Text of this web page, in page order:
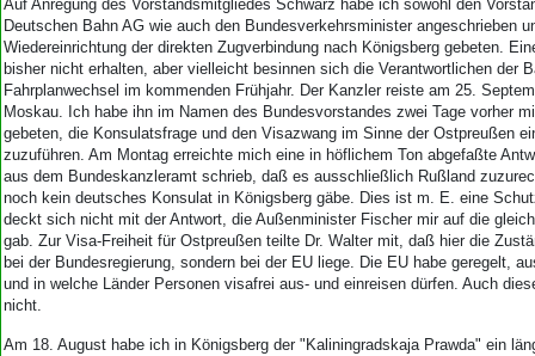
Auf Anregung des Vorstandsmitgliedes Schwarz habe ich sowohl den
Deutschen Bahn AG wie auch den Bundesverkehrsminister angeschrieben
Wiedereinrichtung der direkten Zugverbindung nach Königsberg gebeten.
bisher nicht erhalten, aber vielleicht besinnen sich die Verantwortlichen der
Fahrplanwechsel im kommenden Frühjahr. Der Kanzler reiste am 25.
Moskau. Ich habe ihn im Namen des Bundesvorstandes zwei Tage vorher
gebeten, die Konsulatsfrage und den Visazwang im Sinne der Ostpreußen
zuzuführen. Am Montag erreichte mich eine in höflichem Ton abgefaßte
aus dem Bundeskanzleramt schrieb, daß es ausschließlich Rußland
noch kein deutsches Konsulat in Königsberg gäbe. Dies ist m. E. eine
deckt sich nicht mit der Antwort, die Außenminister Fischer mir auf die
gab. Zur Visa-Freiheit für Ostpreußen teilte Dr. Walter mit, daß hier die
bei der Bundesregierung, sondern bei der EU liege. Die EU habe geregelt,
und in welche Länder Personen visafrei aus- und einreisen dürfen. Auch
nicht.
Am 18. August habe ich in Königsberg der "Kaliningradskaja Prawda" ein